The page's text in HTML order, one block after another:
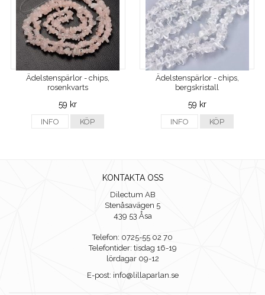
Ädelstenspärlor - chips,
rosenkvarts
59 kr
INFO KÖP
Ädelstenspärlor - chips,
bergskristall
59 kr
INFO KÖP
KONTAKTA OSS
Dilectum AB
Stenåsavägen 5
439 53 Åsa
Telefon: 0725-55 02 70
Telefontider: tisdag 16-19
lördagar 09-12
E-post: info@lillaparlan.se